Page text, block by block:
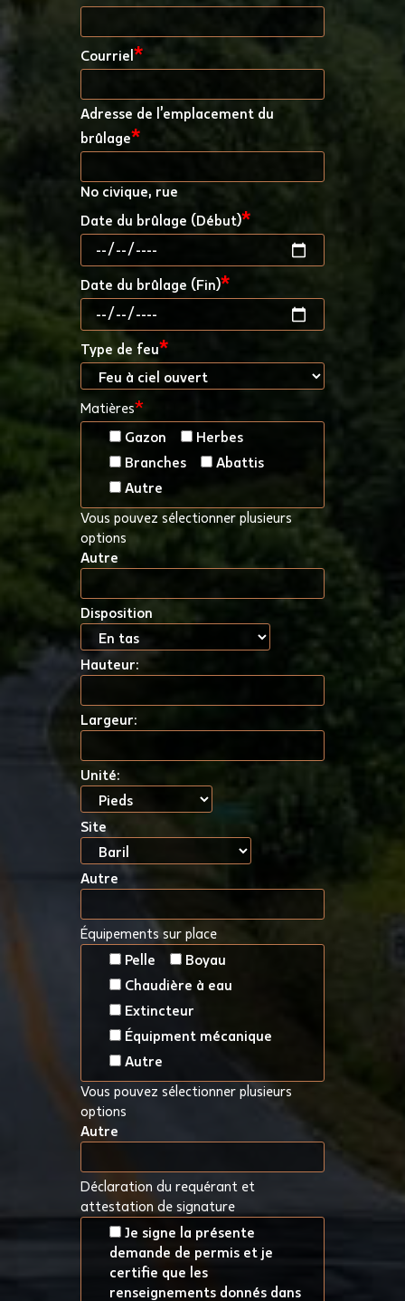
Courriel *
Adresse de l’emplacement du
brûlage*
No civique, rue
Date du brûlage (Début)*
Date du brûlage (Fin)*
Type de feu*
Matières*
Gazon
Herbes
Branches
Abattis
Autre
Vous pouvez sélectionner plusieurs
options
Autre
Disposition
Hauteur:
Largeur:
Unité:
Site
Autre
Équipements sur place
Pelle
Boyau
Chaudière à eau
Extincteur
Équipment mécanique
Autre
Vous pouvez sélectionner plusieurs
options
Autre
Déclaration du requérant et
attestation de signature
Je signe la présente
demande de permis et je
certifie que les
renseignements donnés dans